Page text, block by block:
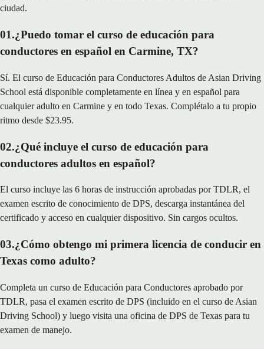
ciudad.
01.¿Puedo tomar el curso de educación para
conductores en español en Carmine, TX?
Sí. El curso de Educación para Conductores Adultos de Asian Driving
School está disponible completamente en línea y en español para
cualquier adulto en Carmine y en todo Texas. Complétalo a tu propio
ritmo desde $23.95.
02.¿Qué incluye el curso de educación para
conductores adultos en español?
El curso incluye las 6 horas de instrucción aprobadas por TDLR, el
examen escrito de conocimiento de DPS, descarga instantánea del
certificado y acceso en cualquier dispositivo. Sin cargos ocultos.
03.¿Cómo obtengo mi primera licencia de conducir en
Texas como adulto?
Completa un curso de Educación para Conductores aprobado por
TDLR, pasa el examen escrito de DPS (incluido en el curso de Asian
Driving School) y luego visita una oficina de DPS de Texas para tu
examen de manejo.